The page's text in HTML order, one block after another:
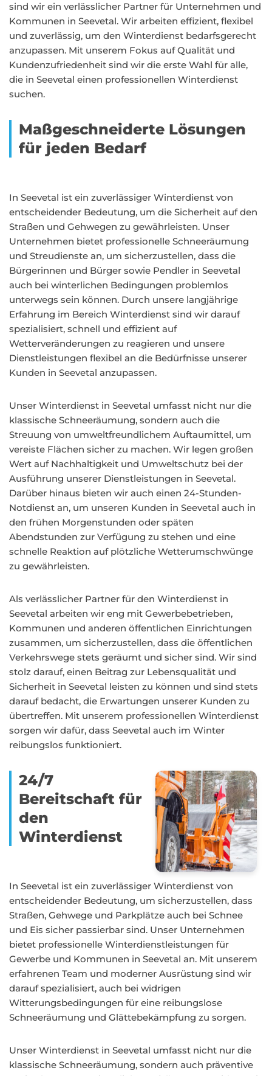
sind wir ein verlässlicher Partner für Unternehmen und
Kommunen in Seevetal. Wir arbeiten effizient, flexibel
und zuverlässig, um den Winterdienst bedarfsgerecht
anzupassen. Mit unserem Fokus auf Qualität und
Kundenzufriedenheit sind wir die erste Wahl für alle,
die in Seevetal einen professionellen Winterdienst
suchen.
Maßgeschneiderte Lösungen
für jeden Bedarf
In Seevetal ist ein zuverlässiger Winterdienst von
entscheidender Bedeutung, um die Sicherheit auf den
Straßen und Gehwegen zu gewährleisten. Unser
Unternehmen bietet professionelle Schneeräumung
und Streudienste an, um sicherzustellen, dass die
Bürgerinnen und Bürger sowie Pendler in Seevetal
auch bei winterlichen Bedingungen problemlos
unterwegs sein können. Durch unsere langjährige
Erfahrung im Bereich Winterdienst sind wir darauf
spezialisiert, schnell und effizient auf
Wetterveränderungen zu reagieren und unsere
Dienstleistungen flexibel an die Bedürfnisse unserer
Kunden in Seevetal anzupassen.
Unser Winterdienst in Seevetal umfasst nicht nur die
klassische Schneeräumung, sondern auch die
Streuung von umweltfreundlichem Auftaumittel, um
vereiste Flächen sicher zu machen. Wir legen großen
Wert auf Nachhaltigkeit und Umweltschutz bei der
Ausführung unserer Dienstleistungen in Seevetal.
Darüber hinaus bieten wir auch einen 24-Stunden-
Notdienst an, um unseren Kunden in Seevetal auch in
den frühen Morgenstunden oder späten
Abendstunden zur Verfügung zu stehen und eine
schnelle Reaktion auf plötzliche Wetterumschwünge
zu gewährleisten.
Als verlässlicher Partner für den Winterdienst in
Seevetal arbeiten wir eng mit Gewerbebetrieben,
Kommunen und anderen öffentlichen Einrichtungen
zusammen, um sicherzustellen, dass die öffentlichen
Verkehrswege stets geräumt und sicher sind. Wir sind
stolz darauf, einen Beitrag zur Lebensqualität und
Sicherheit in Seevetal leisten zu können und sind stets
darauf bedacht, die Erwartungen unserer Kunden zu
übertreffen. Mit unserem professionellen Winterdienst
sorgen wir dafür, dass Seevetal auch im Winter
reibungslos funktioniert.
24/7
Bereitschaft für
den
Winterdienst
In Seevetal ist ein zuverlässiger Winterdienst von
entscheidender Bedeutung, um sicherzustellen, dass
Straßen, Gehwege und Parkplätze auch bei Schnee
und Eis sicher passierbar sind. Unser Unternehmen
bietet professionelle Winterdienstleistungen für
Gewerbe und Kommunen in Seevetal an. Mit unserem
erfahrenen Team und moderner Ausrüstung sind wir
darauf spezialisiert, auch bei widrigen
Witterungsbedingungen für eine reibungslose
Schneeräumung und Glättebekämpfung zu sorgen.
Unser Winterdienst in Seevetal umfasst nicht nur die
klassische Schneeräumung, sondern auch präventive